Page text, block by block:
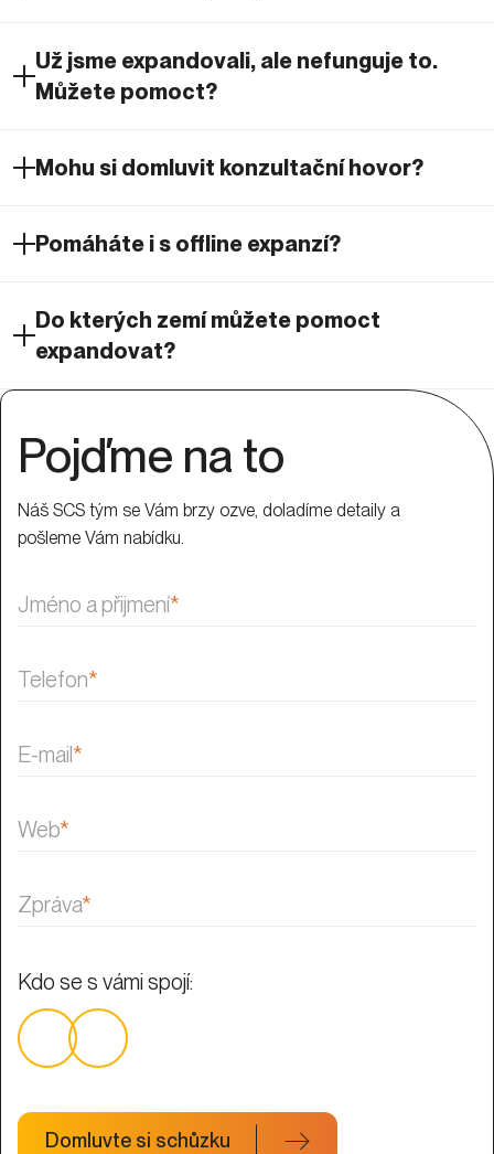
Už jsme expandovali, ale nefunguje to.
Můžete pomoct?
Mohu si domluvit konzultační hovor?
Pomáháte i s offline expanzí?
Do kterých zemí můžete pomoct
expandovat?
Pojďme na to
Náš SCS tým se Vám brzy ozve, doladíme detaily a
pošleme Vám nabídku.
Jméno a přijmení*
Telefon*
E-mail*
Web*
Zpráva*
Kdo se s vámi spojí:
Domluvte si schůzku